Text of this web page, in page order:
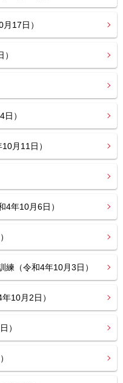
17日）
）
月11日）
4年10月6日）
練（令和4年10月3日）
10月2日）
）